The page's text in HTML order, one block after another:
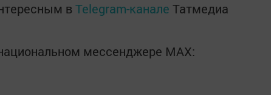
в Telegram-канале Татмедиа
мессенджере MАХ: